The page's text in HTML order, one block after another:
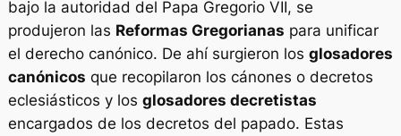
bajo la autoridad del Papa Gregorio VII, se
produjeron las Reformas Gregorianas para unificar
el derecho canónico. De ahí surgieron los glosadores
canónicos que recopilaron los cánones o decretos
eclesiásticos y los glosadores decretistas
encargados de los decretos del papado. Estas